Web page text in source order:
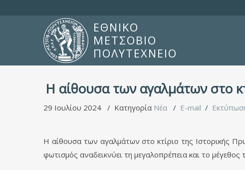
ΕΘΝΙΚΟ
ΜΕΤΣΟΒΙΟ
ΠΟΛΥΤΕΧΝΕΙΟ
Η αίθουσα των αγαλμάτων στο
29 Ιουλίου 2024 Κατηγορία Νέα E-mail
Η αίθουσα των αγαλμάτων στο κτίριο της Ιστορικής
φωτισμός αναδεικνύει τη μεγαλοπρέπεια και το